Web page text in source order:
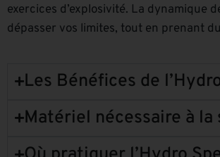
exercices d’explosivité. La dynamique
dépasser vos limites, tout en prenant
Les Bénéfices de
Matériel nécessaire à la